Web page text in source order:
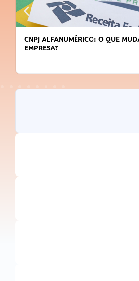
CNPJ ALFANUMÉRICO: O QUE
EMPRESA?